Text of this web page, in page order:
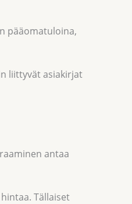
pääomatuloina,
liittyvät asiakirjat
antaa
Tällaiset